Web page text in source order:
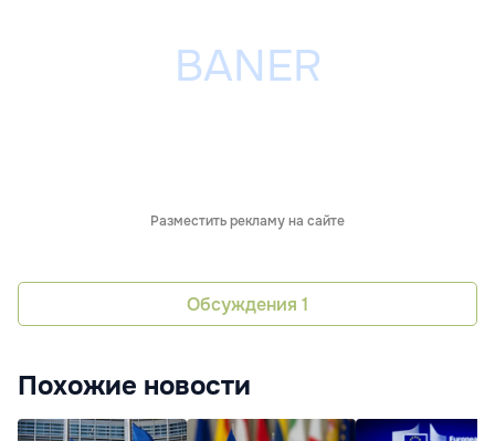
Разместить рекламу на сайте
Обсуждения 1
Похожие новости